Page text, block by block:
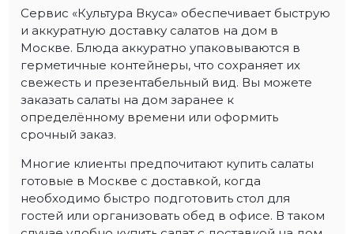
Сервис «Культура Вкуса» обеспечивает быструю
и аккуратную доставку салатов на дом в
Москве. Блюда аккуратно упаковываются в
герметичные контейнеры, что сохраняет их
свежесть и презентабельный вид. Вы можете
заказать салаты на дом заранее к
определённому времени или оформить
срочный заказ.
Многие клиенты предпочитают купить салаты
готовые в Москве с доставкой, когда
необходимо быстро подготовить стол для
гостей или организовать обед в офисе. В таком